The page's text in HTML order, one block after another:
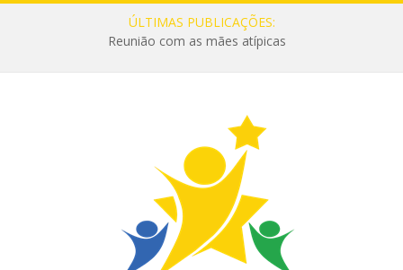
ÚLTIMAS PUBLICAÇÕES:
Reunião com as mães atípicas